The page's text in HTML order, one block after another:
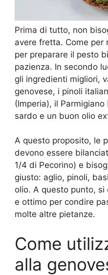
Prima di tutto, non
avere fretta. Come per
per preparare il pesto
pazienza. In secondo
gli ingredienti migliori,
genovese, i pinoli
(Imperia), il
sardo e un buon olio
A questo proposito, le
devono essere
1/4 di Pecorino) e
giusto: aglio, pinoli,
olio. A questo punto,
e ottimo per condire
molte altre pietanze.
Come
alla